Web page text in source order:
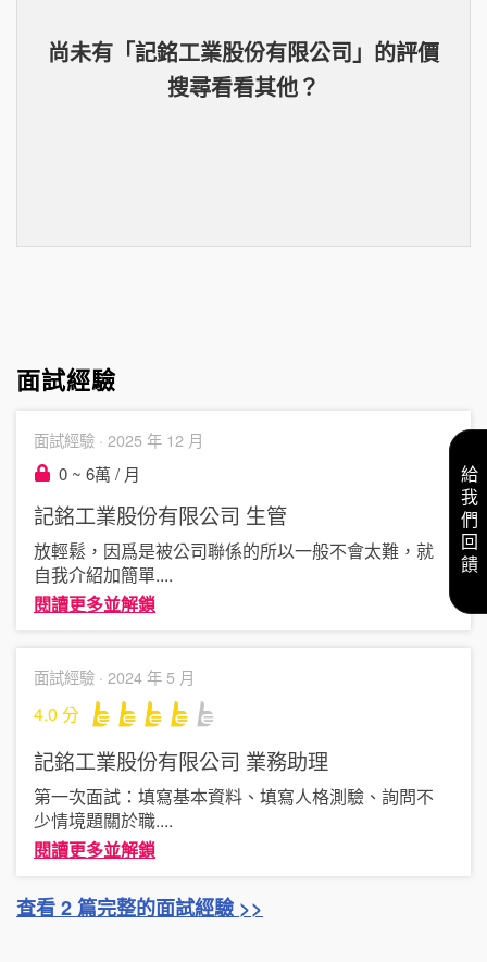
尚未有「記銘工業股份有限公司」的評價
搜尋看看其他？
面試經驗
面試經驗 · 2025 年 12 月
0 ~ 6萬 / 月
記銘工業股份有限公司 生管
放輕鬆，因爲是被公司聯係的所以一般不會太難，就
自我介紹加簡單....
閱讀更多並解鎖
面試經驗 · 2024 年 5 月
4.0 分
記銘工業股份有限公司 業務助理
第一次面試：填寫基本資料、填寫人格測驗、詢問不
少情境題關於職....
閱讀更多並解鎖
查看 2 篇完整的面試經驗 >>
給我們回饋